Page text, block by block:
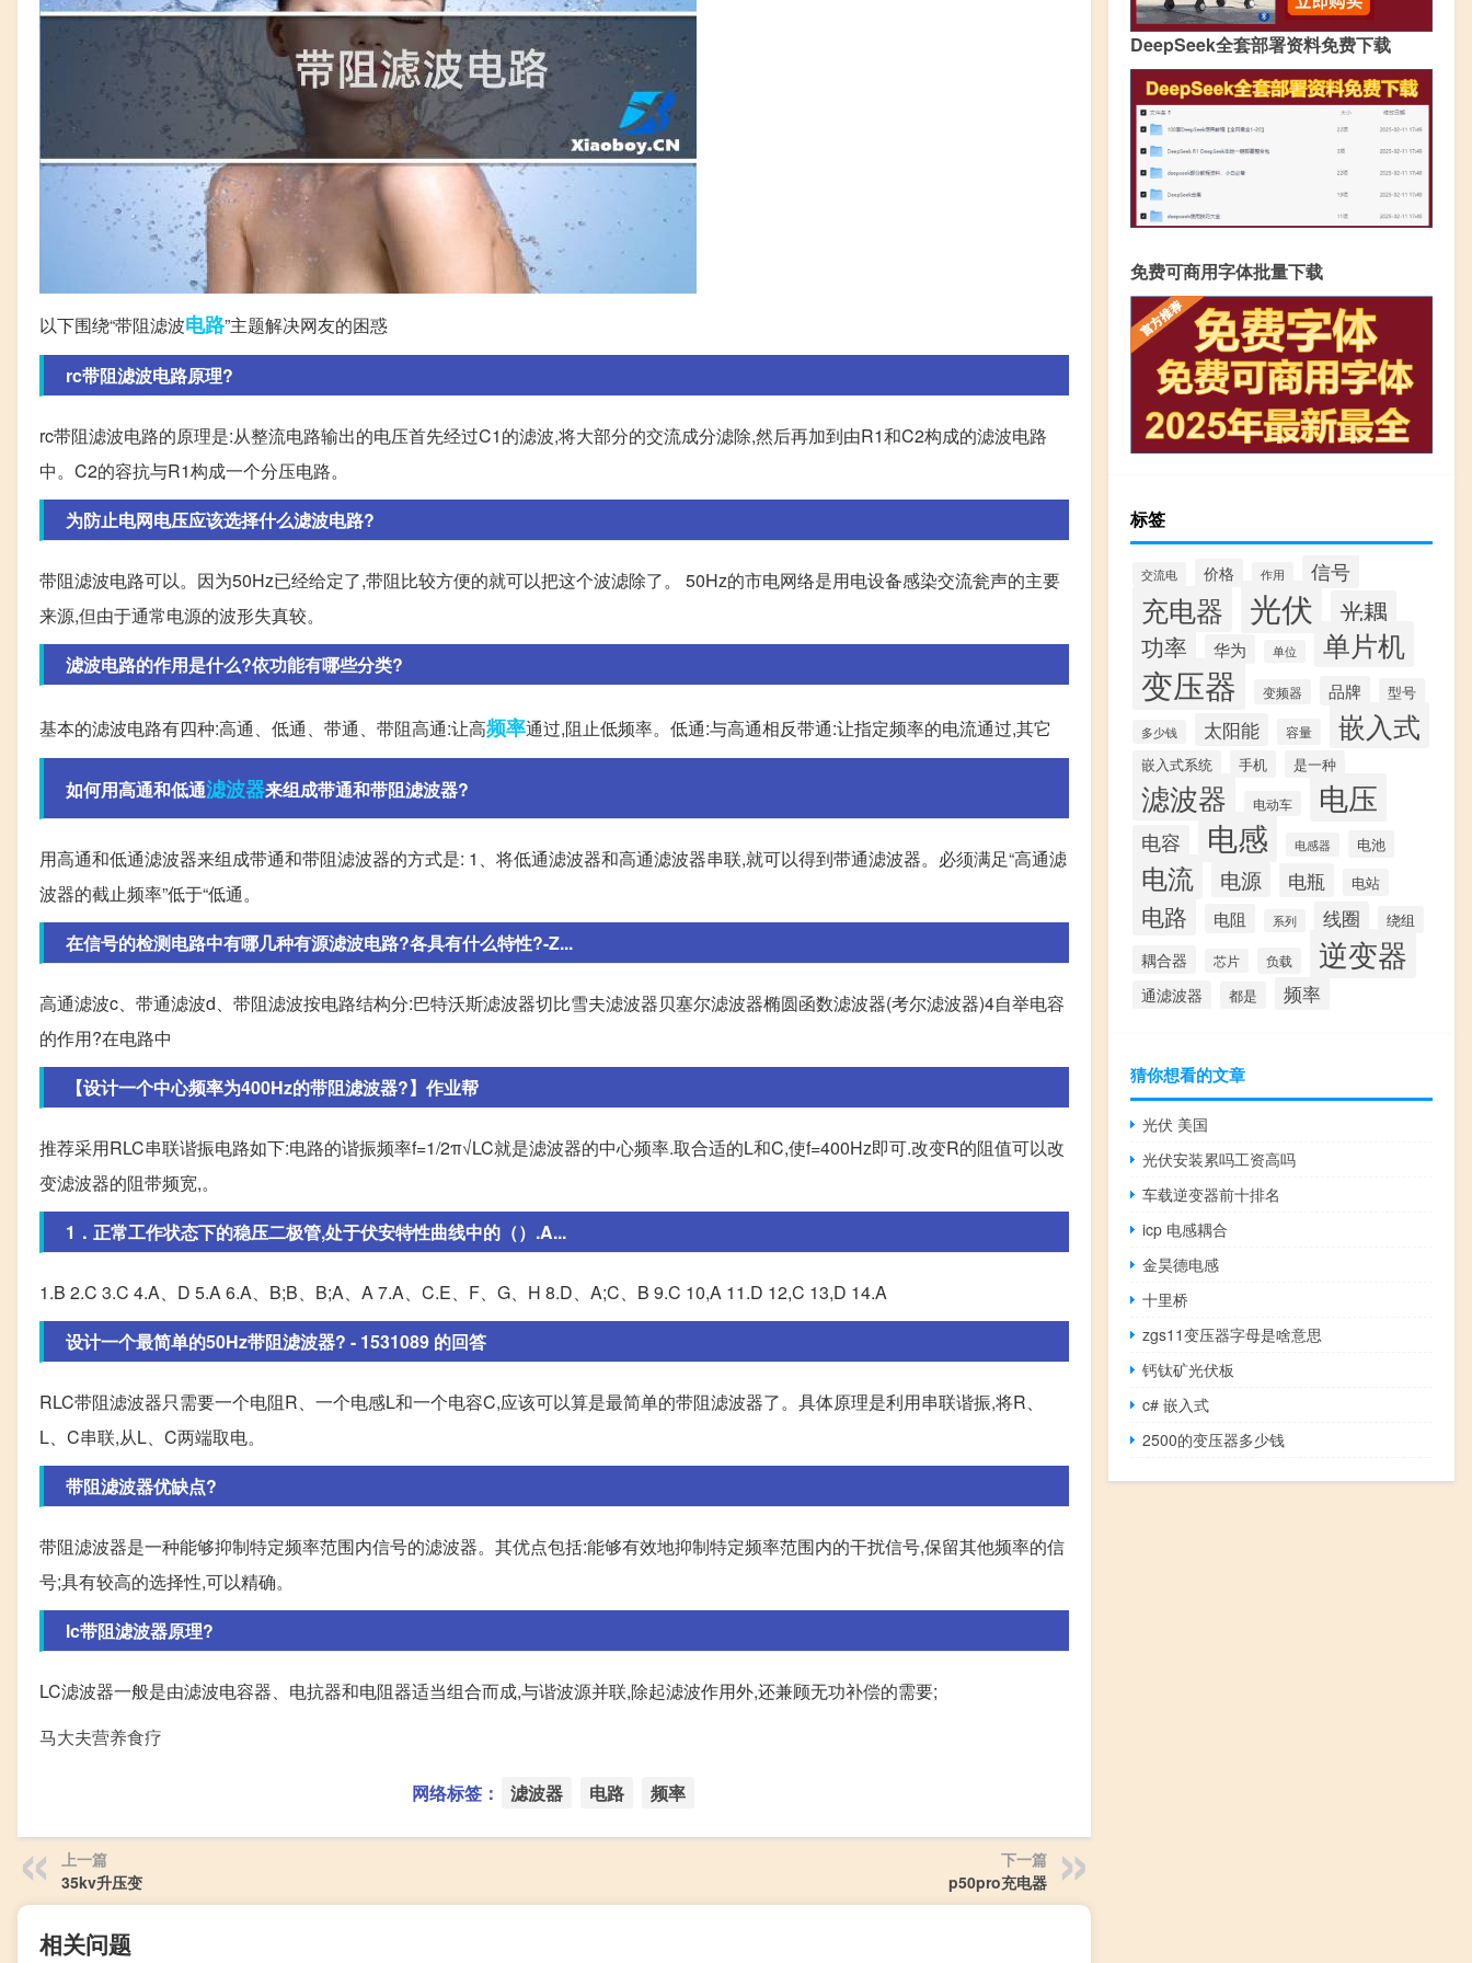
以下围绕“带阻滤波电路”主题解决网友的困惑
rc带阻滤波电路原理?
rc带阻滤波电路的原理是:从整流电路输出的电压首先经过C1的滤波,将大部分的交流成分滤除,然后再加到由R1和C2构成的滤波电路
中。C2的容抗与R1构成一个分压电路。
为防止电网电压应该选择什么滤波电路?
带阻滤波电路可以。因为50Hz已经给定了,带阻比较方便的就可以把这个波滤除了。 50Hz的市电网络是用电设备感染交流瓮声的主要
来源,但由于通常电源的波形失真较。
滤波电路的作用是什么?依功能有哪些分类?
基本的滤波电路有四种:高通、低通、带通、带阻高通:让高频率通过,阻止低频率。低通:与高通相反带通:让指定频率的电流通过,其它
如何用高通和低通滤波器来组成带通和带阻滤波器?
用高通和低通滤波器来组成带通和带阻滤波器的方式是: 1、将低通滤波器和高通滤波器串联,就可以得到带通滤波器。必须满足“高通滤
波器的截止频率”低于“低通。
在信号的检测电路中有哪几种有源滤波电路?各具有什么特性?-Z...
高通滤波c、带通滤波d、带阻滤波按电路结构分:巴特沃斯滤波器切比雪夫滤波器贝塞尔滤波器椭圆函数滤波器(考尔滤波器)4自举电容
的作用?在电路中
【设计一个中心频率为400Hz的带阻滤波器?】作业帮
推荐采用RLC串联谐振电路如下:电路的谐振频率f=1/2π√LC就是滤波器的中心频率.取合适的L和C,使f=400Hz即可.改变R的阻值可以改
变滤波器的阻带频宽,。
1．正常工作状态下的稳压二极管,处于伏安特性曲线中的（）.A...
1.B 2.C 3.C 4.A、D 5.A 6.A、B;B、B;A、A 7.A、C.E、F、G、H 8.D、A;C、B 9.C 10,A 11.D 12,C 13,D 14.A
设计一个最简单的50Hz带阻滤波器? - 1531089 的回答
RLC带阻滤波器只需要一个电阻R、一个电感L和一个电容C,应该可以算是最简单的带阻滤波器了。具体原理是利用串联谐振,将R、
L、C串联,从L、C两端取电。
带阻滤波器优缺点?
带阻滤波器是一种能够抑制特定频率范围内信号的滤波器。其优点包括:能够有效地抑制特定频率范围内的干扰信号,保留其他频率的信
号;具有较高的选择性,可以精确。
lc带阻滤波器原理?
LC滤波器一般是由滤波电容器、电抗器和电阻器适当组合而成,与谐波源并联,除起滤波作用外,还兼顾无功补偿的需要;
马大夫营养食疗
网络标签： 滤波器 电路 频率
上一篇
35kv升压变
下一篇
p50pro充电器
相关问题
DeepSeek全套部署资料免费下载
免费可商用字体批量下载
标签
交流电 价格 作用 信号
充电器 光伏
光耦
功率
华为 单位 单片机
变压器 变频器 品牌 型号
多少钱 太阳能 容量 嵌入式
嵌入式系统 手机 是一种
滤波器 电动车 电压
电容 电感 电感器 电池
电流 电源 电瓶 电站
电路 电阻 系列 线圈 绕组
耦合器 芯片 负载 逆变器
通滤波器 都是 频率
猜你想看的文章
光伏 美国
光伏安装累吗工资高吗
车载逆变器前十排名
icp 电感耦合
金昊德电感
十里桥
zgs11变压器字母是啥意思
钙钛矿光伏板
c# 嵌入式
2500的变压器多少钱